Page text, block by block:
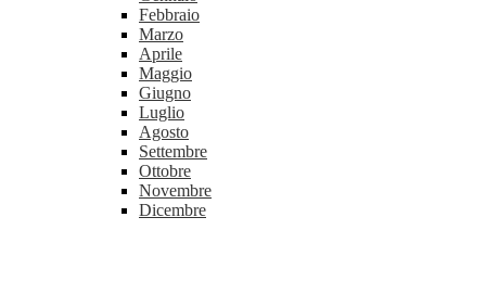
Febbraio
Marzo
Aprile
Maggio
Giugno
Luglio
Agosto
Settembre
Ottobre
Novembre
Dicembre